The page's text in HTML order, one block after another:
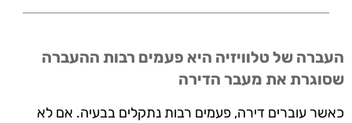
העברה של טלוויזיה היא פעמים רבות ההעברה
שסוגרת את מעבר הדירה
כאשר עוברים דירה, פעמים רבות נתקלים בבעיה. אם לא